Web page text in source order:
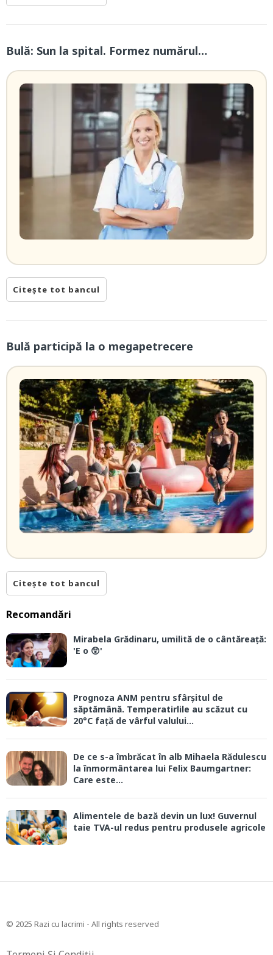
Bulă: Sun la spital. Formez numărul…
Citește tot bancul
Bulă participă la o megapetrecere
Citește tot bancul
Recomandări
Mirabela Grădinaru, umilită de o cântăreață:
'E o 😲'
Prognoza ANM pentru sfârșitul de
săptămână. Temperatirlile au scăzut cu
20°C față de vârful valului...
De ce s-a îmbrăcat în alb Mihaela Rădulescu
la înmormântarea lui Felix Baumgartner:
Care este...
Alimentele de bază devin un lux! Guvernul
taie TVA-ul redus pentru produsele agricole
© 2025 Razi cu lacrimi - All rights reserved